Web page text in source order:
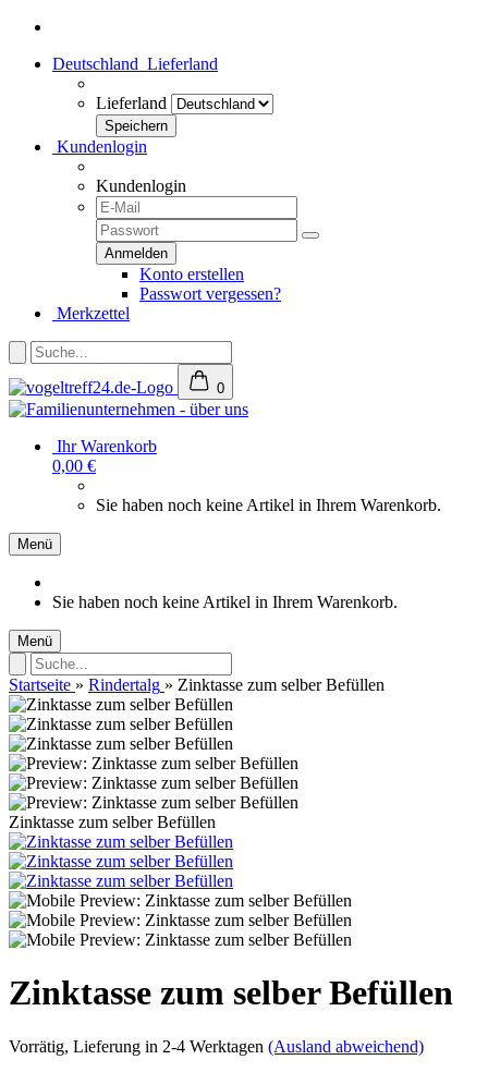
Deutschland Lieferland
Lieferland
Kundenlogin
Kundenlogin
Konto erstellen
Passwort vergessen?
Merkzettel
0
Ihr Warenkorb
0,00 €
Sie haben noch keine Artikel in Ihrem Warenkorb.
Menü
Sie haben noch keine Artikel in Ihrem Warenkorb.
Menü
Startseite » Rindertalg » Zinktasse zum selber Befüllen
Zinktasse zum selber Befüllen
Zinktasse zum selber Befüllen
Vorrätig, Lieferung in 2-4 Werktagen (Ausland abweichend)